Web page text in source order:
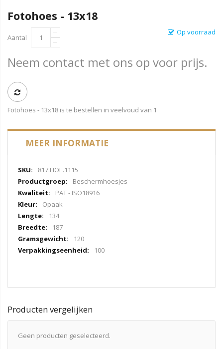
Fotohoes - 13x18
Op voorraad
Aantal
Neem contact met ons op voor prijs.
Fotohoes - 13x18 is te bestellen in veelvoud van 1
MEER INFORMATIE
Meer
informatie
817.HOE.1115
Beschermhoesjes
PAT - ISO18916
Opaak
134
187
120
100
Producten vergelijken
Geen producten geselecteerd.